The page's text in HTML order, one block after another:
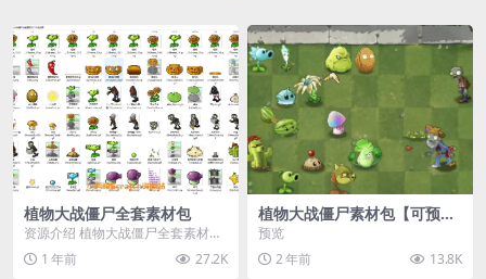
植物大战僵尸全套素材包
资源介绍 植物大战僵尸全套素材
包，包含227个丰富多样的素材，
涵盖角色、背景、动...
1 年前 27.2K
植物大战僵尸素材包【可预
览】
预览
2 年前
13.8K